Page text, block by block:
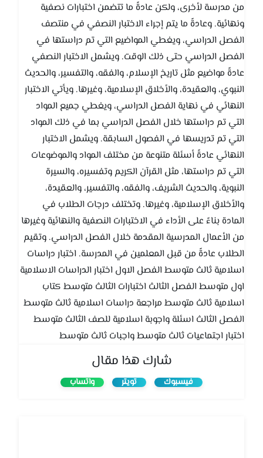
من مدرسة لأخرى، ولكن عادةً ما تتضمن اختبارات نصفية
ونهائية. وعادةً ما يتم إجراء الاختبار النصفي في منتصف
الفصل الدراسي، ويغطي المواضيع التي تم دراستها في
الفصل الدراسي حتى ذلك الوقت. ويشمل الاختبار النصفي
عادةً مواضيع مثل تاريخ الإسلام، والفقه، والتفسير، والحديث
النبوي، والعقيدة، والأخلاق الإسلامية، وغيرها. ويأتي الاختبار
النهائي في نهاية الفصل الدراسي، ويغطي جميع المواد
التي تم دراستها خلال الفصل الدراسي بما في ذلك المواد
التي تم تدريسها في الفصول السابقة. ويشمل الاختبار
النهائي عادةً أسئلة متنوعة من مختلف المواد والموضوعات
التي تم دراستها، مثل القرآن الكريم وتفسيره، والسيرة
النبوية، والحديث الشريف، والفقه، والتفسير، والعقيدة،
والأخلاق الإسلامية، وغيرها. وتختلف درجات الطلاب في
المادة بناءً على الأداء في الاختبارات النصفية والنهائية وغيرها
من الأعمال المدرسية المقدمة خلال الفصل الدراسي. وتقيم
الطلاب عادةً من قبل المعلمين في المدرسة. اختبار دراسات
اسلامية ثالث متوسط الفصل الاول اختبار الدراسات الاسلامية
اول متوسط الفصل الثالث اختبارات الثالث متوسط كتاب
اسلامية ثالث متوسط مراجعة دراسات اسلامية ثالث متوسط
الفصل الثالث اسئلة واجوبة اسلامية للصف الثالث متوسط
اختبار اجتماعيات ثالث متوسط واجبات ثالث متوسط
شارك هذا مقال
فيسبوك تويتر واتساب